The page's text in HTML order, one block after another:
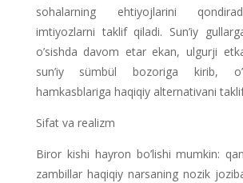
sohalarning ehtiyojlarini
imtiyozlarni taklif qiladi. Sun’iy
o’sishda davom etar ekan, ulgurji
sun’iy sümbül bozoriga kirib,
hamkasblariga haqiqiy alternativani
Sifat va realizm
Biror kishi hayron bo’lishi mumkin:
zambillar haqiqiy narsaning nozik